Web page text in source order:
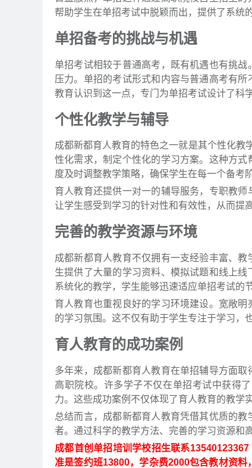
帮助学生在单招考试中脱颖而出，提供了系统
单招备考的挑战与机遇
单招考试相较于普通高考，既有机遇也有挑
压力。单招的考试形式和内容与普通高考有
教育认识到这一点，专门为单招考试设计了科
个性化教学与辅导
成都新都育人教育的特色之一就是其个性化教
性化需求，制定个性化的学习方案。这种方
度及时调整教学策略，确保学生在每一个备考
育人教育还提供一对一的辅导服务，专职教
让学生感受到学习的针对性和有效性，从而提
完善的教学资源与环境
成都新都育人教育不仅拥有一支经验丰富、
生提供了大量的学习资料、模拟试题和线上
系统化的教学，学生能够迅速适应单招考试的
育人教育也重视良好的学习环境建设。宽敞
的学习氛围。这不仅有助于学生专注于学习，
育人教育的成功案例
多年来，成都新都育人教育在单招辅导方面
高职院校。许多学子不仅在单招考试中获得
力。这些成功案例不仅体现了育人教育的教学
总结而言，成都新都育人教育凭借其优质的
者。通过科学的教学方法、完善的学习资源和
成都首创单招培训学校招生联系
准是签约班13800，学杂费2000包含教材资